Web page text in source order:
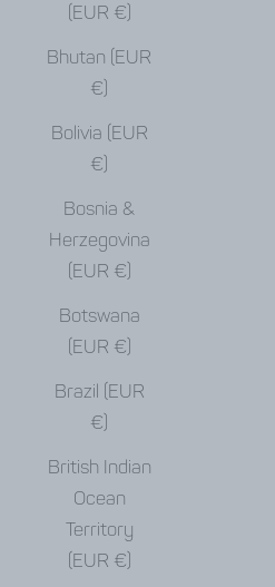
(EUR €)
Bhutan (EUR
€)
Bolivia (EUR
€)
Bosnia &
Herzegovina
(EUR €)
Botswana
(EUR €)
Brazil (EUR
€)
British Indian
Ocean
Territory
(EUR €)